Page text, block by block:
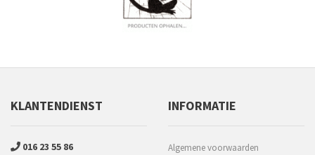
KLANTENDIENST
016 23 55 86
INFORMATIE
Algemene voorwaarden